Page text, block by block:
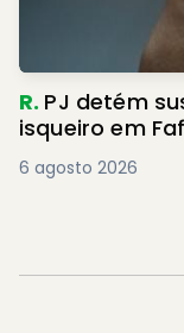
R. PJ detém
isqueiro em
6 agosto 2026